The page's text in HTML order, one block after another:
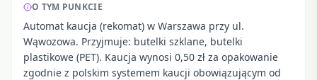
O TYM PUNKCIE
Automat kaucja (rekomat) w Warszawa przy ul.
Wąwozowa. Przyjmuje: butelki szklane, butelki
plastikowe (PET). Kaucja wynosi 0,50 zł za opakowanie
zgodnie z polskim systemem kaucji obowiązującym od